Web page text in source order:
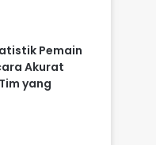
Pemain
Akurat
yang